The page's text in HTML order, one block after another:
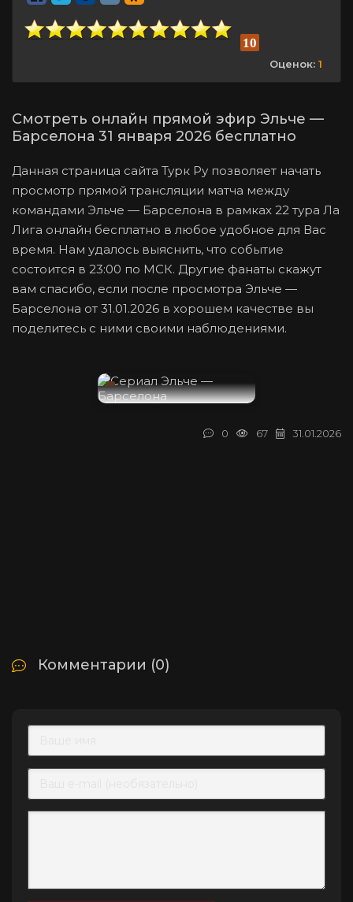
Данная страница сайта Турк Ру позволяет начать
просмотр прямой трансляции матча между
командами Эльче — Барселона в рамках 22 тура Ла
Лига онлайн бесплатно в любое удобное для Вас
время. Нам удалось выяснить, что событие
состоится в 23:00 по МСК. Другие фанаты скажут
вам спасибо, если после просмотра Эльче —
Барселона от 31.01.2026 в хорошем качестве вы
поделитесь с ними своими наблюдениями.
Смотреть онлайн прямой эфир Эльче —
Барселона 31 января 2026 бесплатно
10
Оценок: 1
31.01.2026
67
0
Комментарии (0)